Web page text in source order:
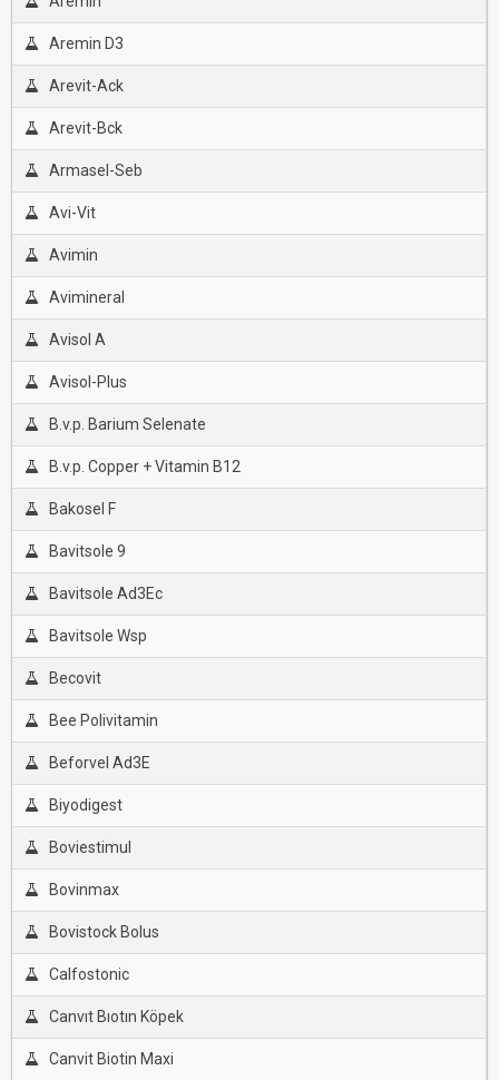
Aremin D3
Arevit-Ack
Arevit-Bck
Armasel-Seb
Avi-Vit
Avimin
Avimineral
Avisol A
Avisol-Plus
B.v.p. Barium Selenate
B.v.p. Copper + Vitamin B12
Bakosel F
Bavitsole 9
Bavitsole Ad3Ec
Bavitsole Wsp
Becovit
Bee Polivitamin
Beforvel Ad3E
Biyodigest
Boviestimul
Bovinmax
Bovistock Bolus
Calfostonic
Canvıt Bıotın Köpek
Canvit Biotin Maxi